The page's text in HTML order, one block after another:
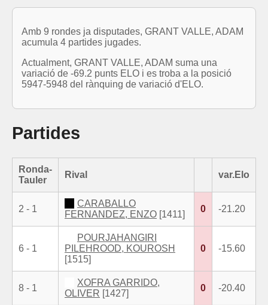
Amb 9 rondes ja disputades, GRANT VALLE, ADAM
acumula 4 partides jugades.
Actualment, GRANT VALLE, ADAM suma una
variació de -69.2 punts ELO i es troba a la posició
5947-5948 del rànquing de variació d'ELO.
Partides
Ronda-
Tauler
Rival var.Elo
2 - 1
CARABALLO
FERNANDEZ, ENZO [1411]
0 -21.20
6 - 1
POURJAHANGIRI
PILEHROOD, KOUROSH
[1515]
0 -15.60
8 - 1
XOFRA GARRIDO,
OLIVER [1427]
0 -20.40